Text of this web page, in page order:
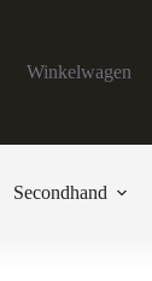
Winkelwagen
Secondhand